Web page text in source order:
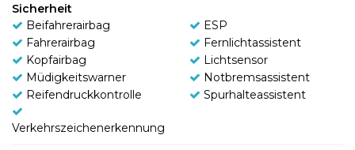
Sicherheit
Beifahrerairbag
ESP
Fahrerairbag
Fernlichtassistent
Kopfairbag
Lichtsensor
Müdigkeitswarner
Notbremsassistent
Reifendruckkontrolle
Spurhalteassistent
Verkehrszeichenerkennung